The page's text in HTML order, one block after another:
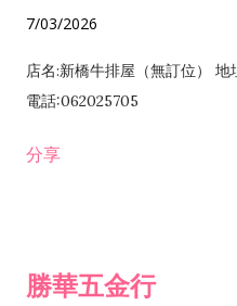
7/03/2026
店名:新橋牛排屋（無訂位）
電話:062025705
分享
勝華五金行